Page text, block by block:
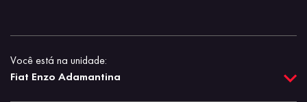
Você está na unidade:
Fiat Enzo Adamantina